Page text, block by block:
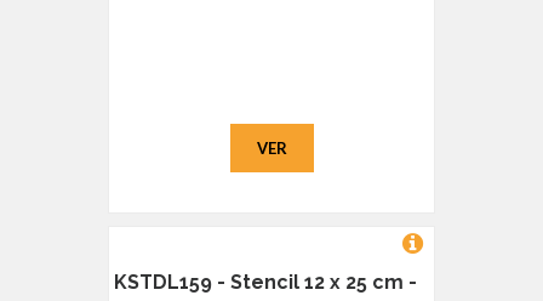
VER
KSTDL159 - Stencil 12 x 25 cm -